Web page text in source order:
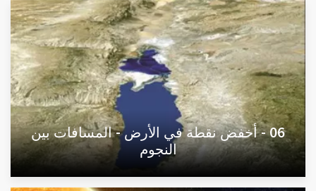
06 - أخفض نقطة في الأرض - المسافات بين
النجوم